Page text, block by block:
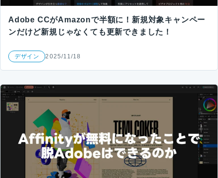
Adobe CCがAmazonで半額に！新規対象キャンペー
ンだけど新規じゃなくても更新できました！
デザイン 2025/11/18